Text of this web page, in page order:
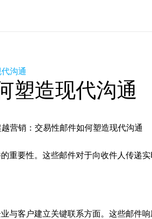
沟通
塑造现代沟通
重要性。这些邮件对于向收件人传递
与客户建立关键联系方面。这些邮件